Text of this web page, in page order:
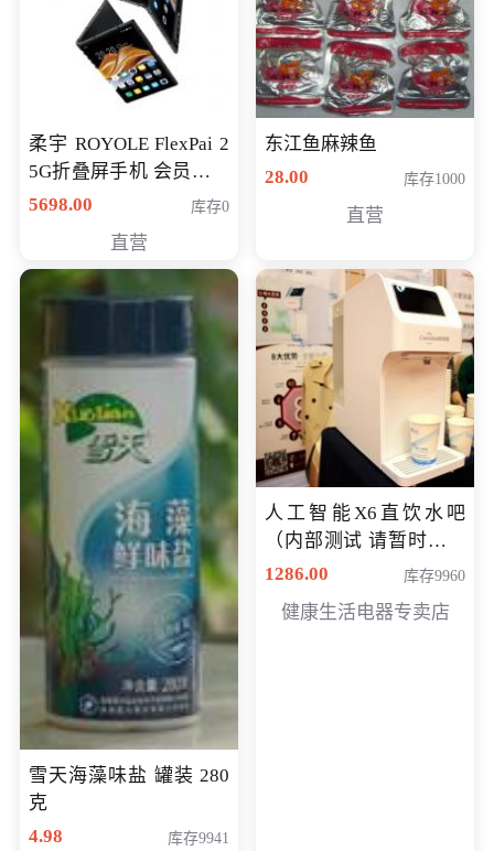
柔宇 ROYOLE FlexPai 2
5G折叠屏手机 会员专享
购买价格 4998元
5698.00 库存0
直营
东江鱼麻辣鱼
28.00
库存1000
直营
雪天海藻味盐 罐装 280
克
4.98
库存9941
人工智能X6直饮水吧
（内部测试 请暂时不要
购买）
1286.00 库存9960
健康生活电器专卖店